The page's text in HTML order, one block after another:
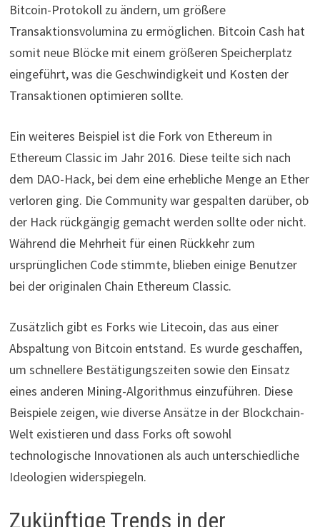
Bitcoin-Protokoll zu ändern, um größere
Transaktionsvolumina zu ermöglichen. Bitcoin Cash hat
somit neue Blöcke mit einem größeren Speicherplatz
eingeführt, was die Geschwindigkeit und Kosten der
Transaktionen optimieren sollte.
Ein weiteres Beispiel ist die Fork von Ethereum in
Ethereum Classic im Jahr 2016. Diese teilte sich nach
dem DAO-Hack, bei dem eine erhebliche Menge an Ether
verloren ging. Die Community war gespalten darüber, ob
der Hack rückgängig gemacht werden sollte oder nicht.
Während die Mehrheit für einen Rückkehr zum
ursprünglichen Code stimmte, blieben einige Benutzer
bei der originalen Chain Ethereum Classic.
Zusätzlich gibt es Forks wie Litecoin, das aus einer
Abspaltung von Bitcoin entstand. Es wurde geschaffen,
um schnellere Bestätigungszeiten sowie den Einsatz
eines anderen Mining-Algorithmus einzuführen. Diese
Beispiele zeigen, wie diverse Ansätze in der Blockchain-
Welt existieren und dass Forks oft sowohl
technologische Innovationen als auch unterschiedliche
Ideologien widerspiegeln.
Zukünftige Trends in der